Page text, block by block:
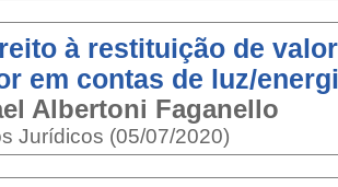
à restituição de
em contas de luz/
Albertoni Faganello
Jurídicos (05/07/2020)